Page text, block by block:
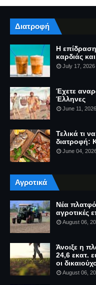
Διατροφή
Η
καρδιάς
July 17, 2026
Έχετε
Έλληνες
June 11, 2026
Τελικά τι
διατροφή:
June 04,
Αγροτικά
Νέα
αγροτικές
August 06,
Άνοιξε η
24,6 εκατ.
οι
August 06,